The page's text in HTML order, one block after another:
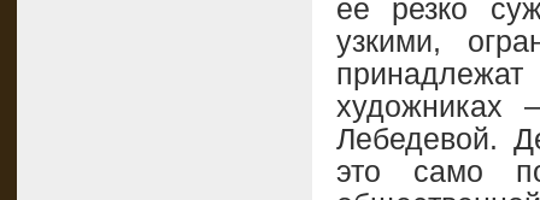
ее резко
узкими,
художниках
Лебедевой.
это само